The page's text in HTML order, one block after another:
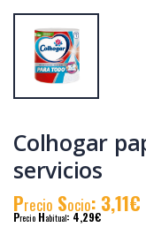
Colhogar
servicios
Precio Socio: 3,11€
Precio Habitual: 4,29€